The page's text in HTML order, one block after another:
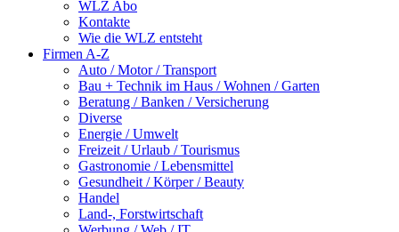
WLZ Abo
Kontakte
Wie die WLZ entsteht
Firmen A-Z
Auto / Motor / Transport
Bau + Technik im Haus / Wohnen / Garten
Beratung / Banken / Versicherung
Diverse
Energie / Umwelt
Freizeit / Urlaub / Tourismus
Gastronomie / Lebensmittel
Gesundheit / Körper / Beauty
Handel
Land-, Forstwirtschaft